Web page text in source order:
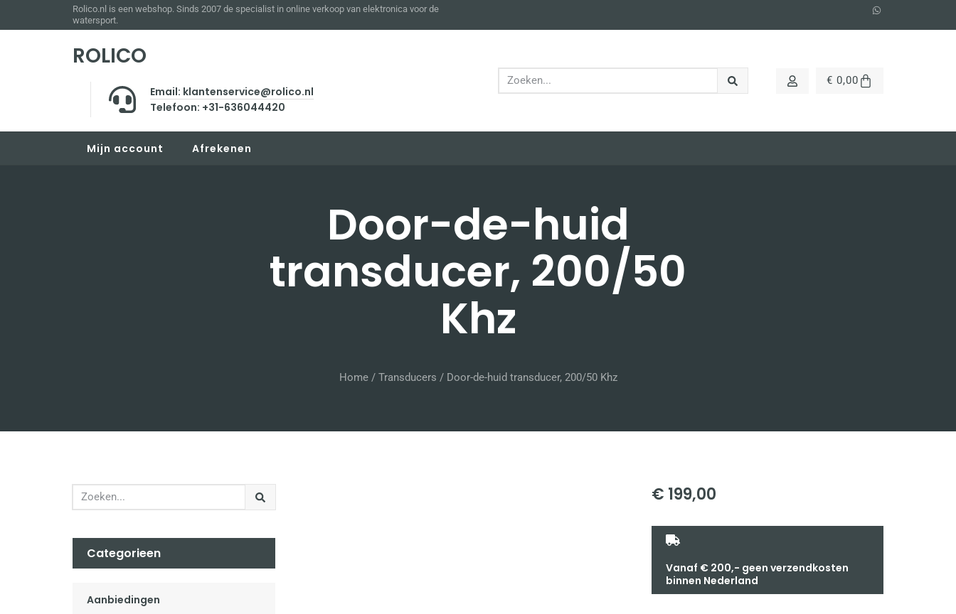
Rolico.nl is een webshop. Sinds 2007 de specialist in online verkoop van elektronica voor de
watersport.
ROLICO
Email: klantenservice@rolico.nl
Telefoon: +31-636044420
€ 0,00
Mijn account Afrekenen
Door-de-huid
transducer, 200/50
Khz
Home/ Transducers / Door-de-huid transducer, 200/50 Khz
Categorieen
Aanbiedingen
€ 199,00
Vanaf € 200,- geen verzendkosten
binnen Nederland